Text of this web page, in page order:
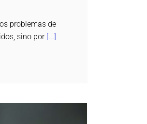
problemas de
sino por [...]